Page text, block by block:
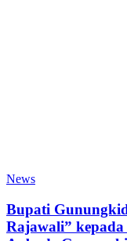
News
Bupati
Rajawali”